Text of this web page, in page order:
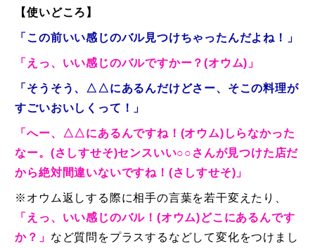
【使いどころ】
「この前いい感じのバル見つけちゃったんだよね！」
「えっ、いい感じのバルですかー？(オウム)」
「そうそう、△△にあるんだけどさー、そこの料理が
すごいおいしくって！」
「へー、△△にあるんですね！(オウム)しらなかった
なー。(さしすせそ)センスいい○○さんが見つけた店だ
から絶対間違いないですね！(さしすせそ)」
※オウム返しする際に相手の言葉を若干変えたり、
「えっ、いい感じのバル！(オウム)どこにあるんです
か？」 など質問をプラスするなどして変化をつけまし